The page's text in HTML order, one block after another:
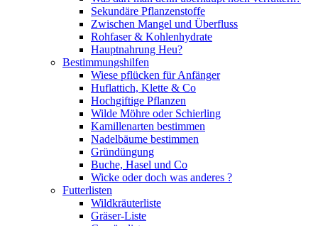
Sekundäre Pflanzenstoffe
Zwischen Mangel und Überfluss
Rohfaser & Kohlenhydrate
Hauptnahrung Heu?
Bestimmungshilfen
Wiese pflücken für Anfänger
Huflattich, Klette & Co
Hochgiftige Pflanzen
Wilde Möhre oder Schierling
Kamillenarten bestimmen
Nadelbäume bestimmen
Gründüngung
Buche, Hasel und Co
Wicke oder doch was anderes ?
Futterlisten
Wildkräuterliste
Gräser-Liste